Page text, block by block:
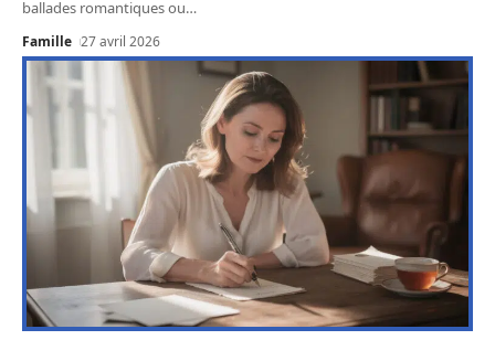
ballades romantiques ou…
Famille 27 avril 2026